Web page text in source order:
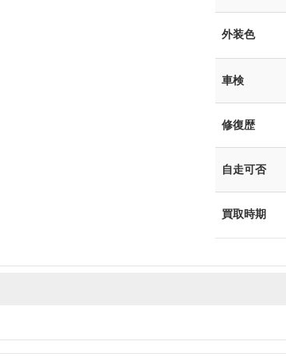
外装色
車検
修復歴
自走可否
買取時期